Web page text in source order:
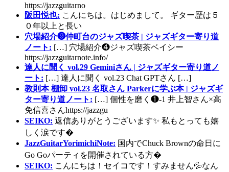
https://jazzguitarno
阪田悦也: こんにちは。はじめまして。 ギター歴は５
０年以上と長い
穴場紹介❾仲町台のジャズ喫茶 | ジャズギター寄り道
ノート: […] 穴場紹介❹ジャズ喫茶ベイシー
https://jazzguitarnote.info/
達人に聞く vol.29 Geminiさん | ジャズギター寄り道ノ
ート: […] 達人に聞く vol.23 Chat GPTさん […]
教則本 棚卸 vol.23 名取さん Parkerに学ぶ本 | ジャズギ
ター寄り道ノート: […] 個性を磨く❶-1 井上智さん×高
免信喜さんhttps://jazzgu
SEIKO: 返信ありがとうございます✨ 私もとっても嬉
しく涙です�
JazzGuitarYorimichiNote: 国内でChuck Brownの命日に
Go Goパーティを開催されている方�
SEIKO: こんにちは！セイコです！すみません💦なん